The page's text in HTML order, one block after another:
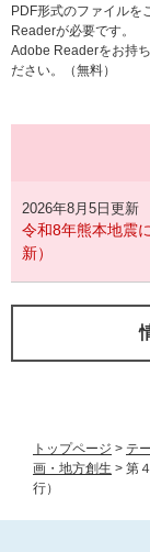
トップページ > テ
画・地方創生 > 第
行）
PDF形式のファイルを
Readerが必要です。
Adobe Readerをお持
ださい。（無料）
2026年8月5日更新
令和8年熊本地震
新）